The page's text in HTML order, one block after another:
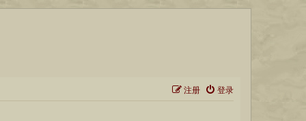
登录
注册